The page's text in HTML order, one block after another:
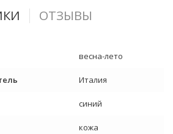
ОТЗЫВЫ
весна-лето
Италия
синий
кожа